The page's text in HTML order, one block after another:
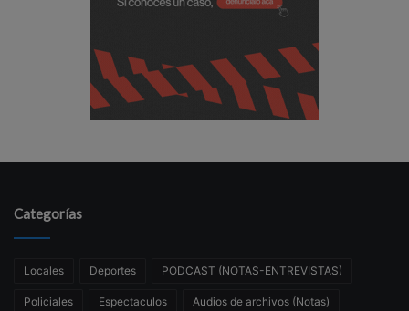
Categorías
Locales Deportes PODCAST (NOTAS-ENTREVISTAS)
Policiales Espectaculos Audios de archivos (Notas)